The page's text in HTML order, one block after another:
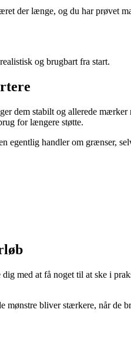
der længe, og du har prøvet
og brugbart fra start.
dem stabilt og allerede
for længere støtte.
egentlig handler om grænser,
med at få noget til at ske i
bliver stærkere, når de